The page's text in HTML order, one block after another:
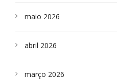
maio 2026
abril 2026
março 2026